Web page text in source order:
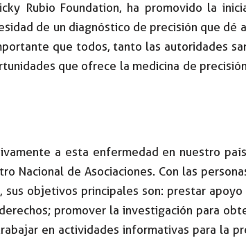
Rubio Foundation, ha promovido la
de un diagnóstico de precisión que
que todos, tanto las autoridades
que ofrece la medicina de
a esta enfermedad en nuestro
Nacional de Asociaciones. Con las
objetivos principales son: prestar
promover la investigación para
en actividades informativas para la